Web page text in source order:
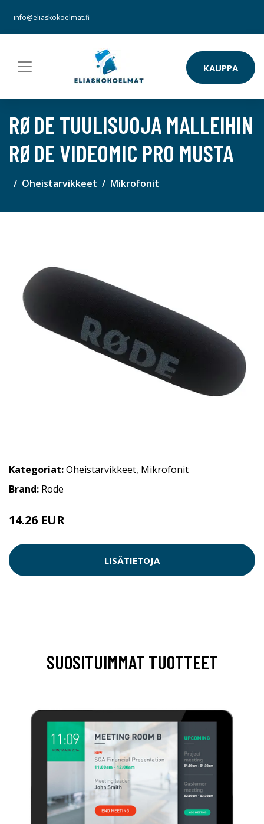
info@eliaskokoelmat.fi
KAUPPA
RØDE TUULISUOJA MALLEIHIN
RØDE VIDEOMIC PRO MUSTA
Oheistarvikkeet Mikrofonit
Kategoriat:Oheistarvikkeet, Mikrofonit
Brand: Rode
14.26 EUR
LISÄTIETOJA
SUOSITUIMMAT TUOTTEET